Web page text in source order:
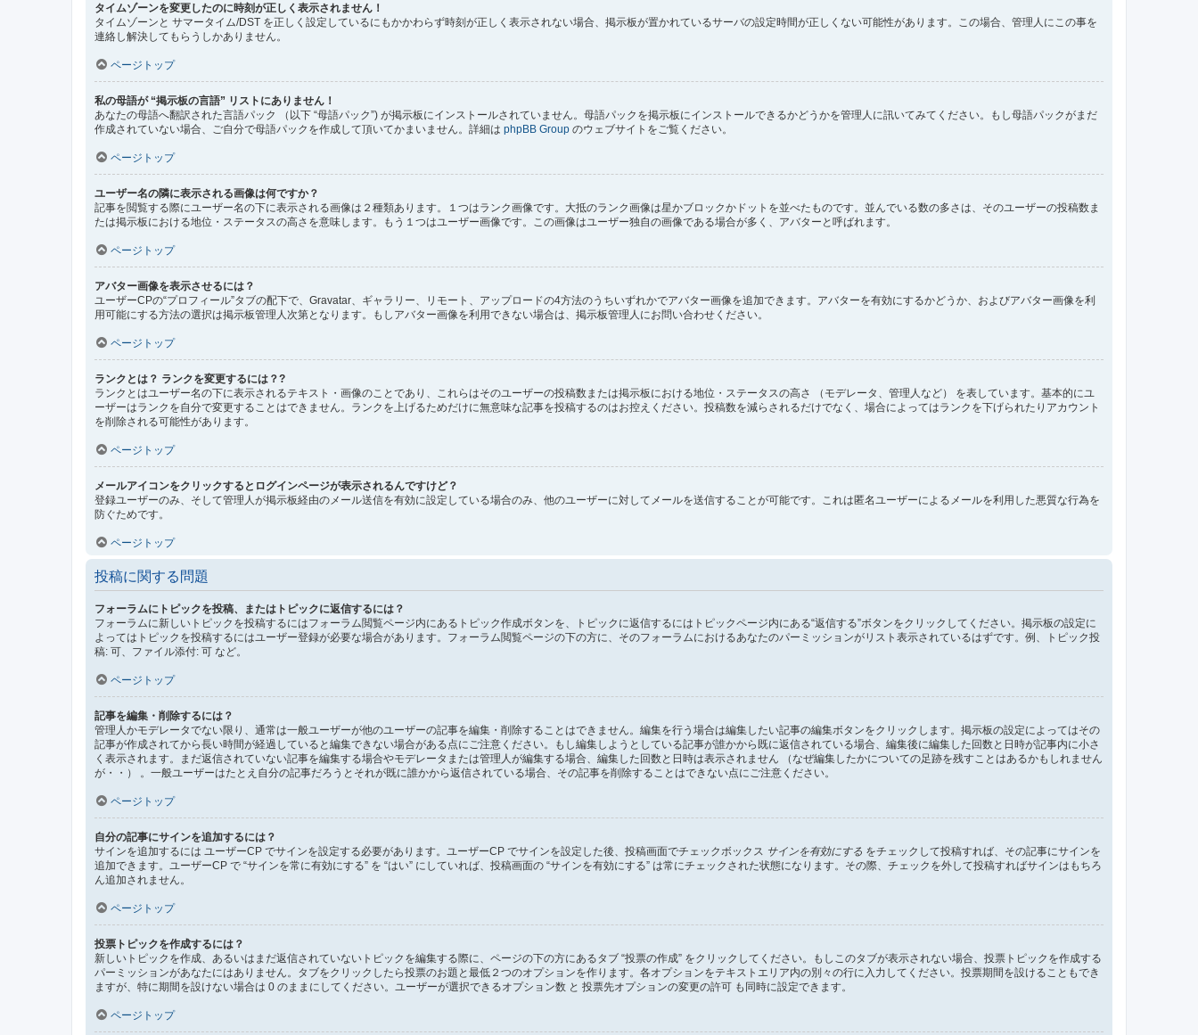
タイムゾーンを変更したのに時刻が正しく表示されません！
タイムゾーンと サマータイム/DST を正しく設定しているにもかかわらず時刻が正しく表示されない場合、掲示板が置かれているサーバの設定時間が正しくない可能性があります。この場合、管理人にこの事を
連絡し解決してもらうしかありません。
ページトップ
私の母語が “掲示板の言語” リストにありません！
あなたの母語へ翻訳された言語パック （以下 “母語パック”) が掲示板にインストールされていません。母語パックを掲示板にインストールできるかどうかを管理人に訊いてみてください。もし母語パックがまだ
作成されていない場合、ご自分で母語パックを作成して頂いてかまいません。詳細は phpBB Group のウェブサイトをご覧ください。
ページトップ
ユーザー名の隣に表示される画像は何ですか？
記事を閲覧する際にユーザー名の下に表示される画像は２種類あります。１つはランク画像です。大抵のランク画像は星かブロックかドットを並べたものです。並んでいる数の多さは、そのユーザーの投稿数ま
たは掲示板における地位・ステータスの高さを意味します。もう１つはユーザー画像です。この画像はユーザー独自の画像である場合が多く、アバターと呼ばれます。
ページトップ
アバター画像を表示させるには？
ユーザーCPの“プロフィール”タブの配下で、Gravatar、ギャラリー、リモート、アップロードの4方法のうちいずれかでアバター画像を追加できます。アバターを有効にするかどうか、およびアバター画像を利
用可能にする方法の選択は掲示板管理人次第となります。もしアバター画像を利用できない場合は、掲示板管理人にお問い合わせください。
ページトップ
ランクとは？ ランクを変更するには？?
ランクとはユーザー名の下に表示されるテキスト・画像のことであり、これらはそのユーザーの投稿数または掲示板における地位・ステータスの高さ （モデレータ、管理人など） を表しています。基本的にユ
ーザーはランクを自分で変更することはできません。ランクを上げるためだけに無意味な記事を投稿するのはお控えください。投稿数を減らされるだけでなく、場合によってはランクを下げられたりアカウント
を削除される可能性があります。
ページトップ
メールアイコンをクリックするとログインページが表示されるんですけど？
登録ユーザーのみ、そして管理人が掲示板経由のメール送信を有効に設定している場合のみ、他のユーザーに対してメールを送信することが可能です。これは匿名ユーザーによるメールを利用した悪質な行為を
防ぐためです。
ページトップ
投稿に関する問題
フォーラムにトピックを投稿、またはトピックに返信するには？
フォーラムに新しいトピックを投稿するにはフォーラム閲覧ページ内にあるトピック作成ボタンを、トピックに返信するにはトピックページ内にある“返信する”ボタンをクリックしてください。掲示板の設定に
よってはトピックを投稿するにはユーザー登録が必要な場合があります。フォーラム閲覧ページの下の方に、そのフォーラムにおけるあなたのパーミッションがリスト表示されているはずです。例、トピック投
稿: 可、ファイル添付: 可 など。
ページトップ
記事を編集・削除するには？
管理人かモデレータでない限り、通常は一般ユーザーが他のユーザーの記事を編集・削除することはできません。編集を行う場合は編集したい記事の編集ボタンをクリックします。掲示板の設定によってはその
記事が作成されてから長い時間が経過していると編集できない場合がある点にご注意ください。もし編集しようとしている記事が誰かから既に返信されている場合、編集後に編集した回数と日時が記事内に小さ
く表示されます。まだ返信されていない記事を編集する場合やモデレータまたは管理人が編集する場合、編集した回数と日時は表示されません （なぜ編集したかについての足跡を残すことはあるかもしれません
が・・） 。一般ユーザーはたとえ自分の記事だろうとそれが既に誰かから返信されている場合、その記事を削除することはできない点にご注意ください。
ページトップ
自分の記事にサインを追加するには？
サインを追加するには ユーザーCP でサインを設定する必要があります。ユーザーCP でサインを設定した後、投稿画面でチェックボックス サインを有効にする をチェックして投稿すれば、その記事にサインを
追加できます。ユーザーCP で “サインを常に有効にする” を “はい” にしていれば、投稿画面の “サインを有効にする” は常にチェックされた状態になります。その際、チェックを外して投稿すればサインはもちろ
ん追加されません。
ページトップ
投票トピックを作成するには？
新しいトピックを作成、あるいはまだ返信されていないトピックを編集する際に、ページの下の方にあるタブ “投票の作成” をクリックしてください。もしこのタブが表示されない場合、投票トピックを作成する
パーミッションがあなたにはありません。タブをクリックしたら投票のお題と最低２つのオプションを作ります。各オプションをテキストエリア内の別々の行に入力してください。投票期間を設けることもでき
ますが、特に期間を設けない場合は 0 のままにしてください。ユーザーが選択できるオプション数 と 投票先オプションの変更の許可 も同時に設定できます。
ページトップ